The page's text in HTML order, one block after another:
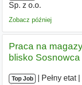
Sp. z o.o.
Zobacz później
Praca na
blisko
Top Job Pełny etat|